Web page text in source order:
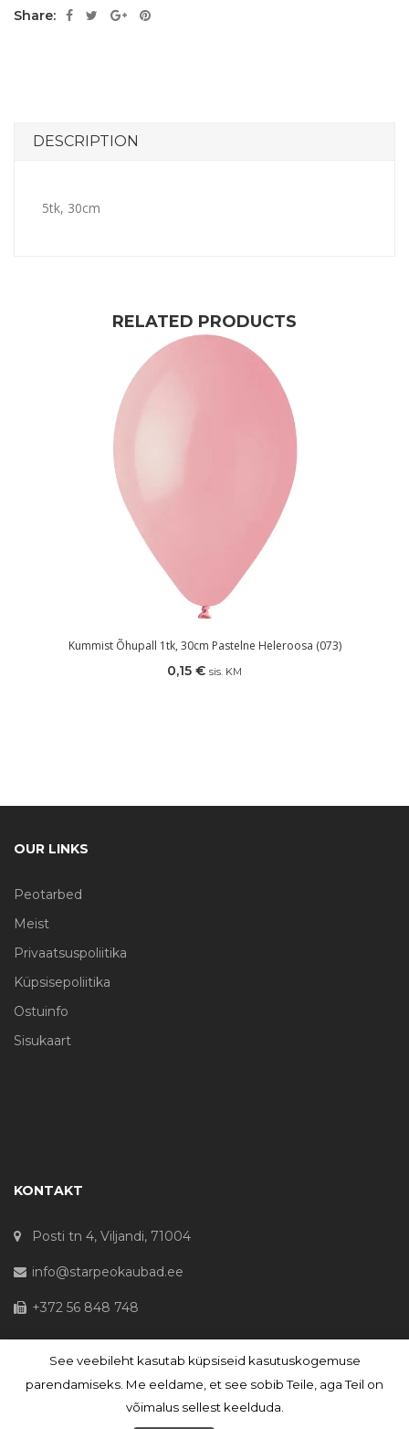
Share:
DESCRIPTION
5tk, 30cm
RELATED PRODUCTS
Kummist Õhupall 1tk, 30cm Pastelne Heleroosa (073)
0,15 € sis. KM
OUR LINKS
Peotarbed
Meist
Privaatsuspoliitika
Küpsisepoliitika
Ostuinfo
Sisukaart
KONTAKT
Posti tn 4, Viljandi, 71004
info@starpeokaubad.ee
+372 56 848 748
© Haljaste OÜ 2020 - Registrikood 10645867
See veebileht kasutab küpsiseid kasutuskogemuse
parendamiseks. Me eeldame, et see sobib Teile, aga Teil on
võimalus sellest keelduda.